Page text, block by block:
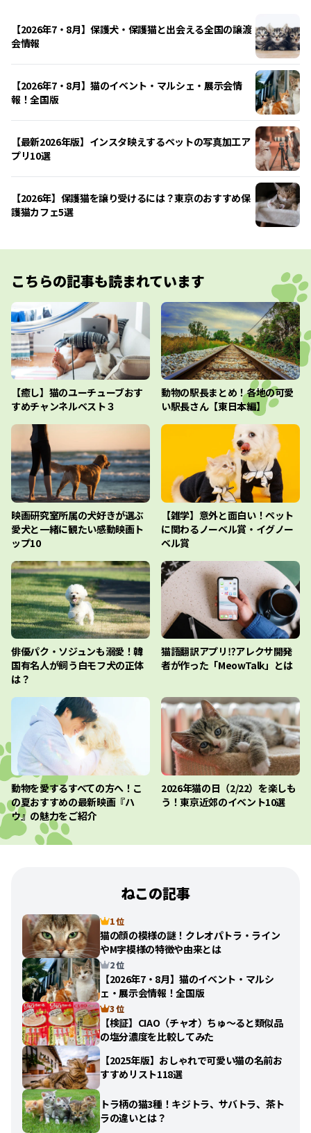
【2026年7・8月】保護犬・保護猫と出会える全国の譲渡
会情報
【2026年7・8月】猫のイベント・マルシェ・展示会情
報！全国版
【最新2026年版】インスタ映えするペットの写真加工ア
プリ10選
【2026年】保護猫を譲り受けるには？東京のおすすめ保
護猫カフェ5選
こちらの記事も読まれています
【癒し】猫のユーチューブおす
すめチャンネルベスト３
動物の駅長まとめ！各地の可愛
い駅長さん【東日本編】
映画研究室所属の犬好きが選ぶ
愛犬と一緒に観たい感動映画ト
ップ10
【雑学】意外と面白い！ペット
に関わるノーベル賞・イグノー
ベル賞
俳優パク・ソジュンも溺愛！韓
国有名人が飼う白モフ犬の正体
は？
猫語翻訳アプリ⁉︎アレクサ開発
者が作った「MeowTalk」とは
動物を愛するすべての方へ！こ
の夏おすすめの最新映画『ハ
ウ』の魅力をご紹介
2026年猫の日（2/22）を楽しも
う！東京近郊のイベント10選
ねこの記事
1 位
猫の顔の模様の謎！クレオパトラ・ライン
やM字模様の特徴や由来とは
2 位
【2026年7・8月】猫のイベント・マルシ
ェ・展示会情報！全国版
3 位
【検証】CIAO（チャオ）ちゅ〜ると類似品
の塩分濃度を比較してみた
【2025年版】おしゃれで可愛い猫の名前お
すすめリスト118選
トラ柄の猫3種！キジトラ、サバトラ、茶ト
ラの違いとは？